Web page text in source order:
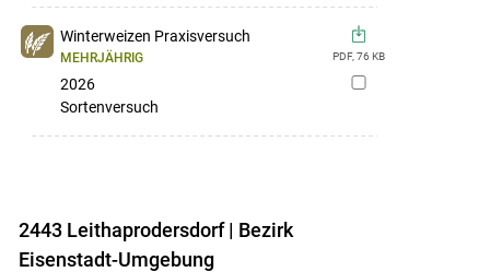
Winterweizen Praxisversuch
MEHRJÄHRIG
2026
Sortenversuch
PDF,76 KB
zur
2443 Leithaprodersdorf | Bezirk
Eisenstadt-Umgebung